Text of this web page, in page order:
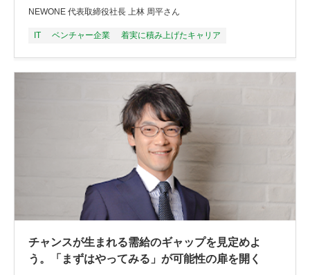
NEWONE 代表取締役社長 上林 周平さん
IT ベンチャー企業 着実に積み上げたキャリア
チャンスが生まれる需給のギャップを見定めよ
う。「まずはやってみる」が可能性の扉を開く